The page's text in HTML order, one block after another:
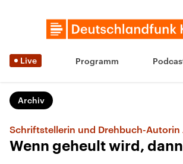
Live Programm
Archiv
Schriftstellerin und Drehbuch-Autorin
Wenn geheult wird,